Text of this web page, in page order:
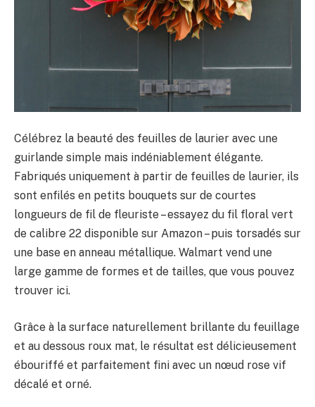
Célébrez la beauté des feuilles de laurier avec une
guirlande simple mais indéniablement élégante.
Fabriqués uniquement à partir de feuilles de laurier, ils
sont enfilés en petits bouquets sur de courtes
longueurs de fil de fleuriste – essayez du fil floral vert
de calibre 22 disponible sur Amazon – puis torsadés sur
une base en anneau métallique. Walmart vend une
large gamme de formes et de tailles, que vous pouvez
trouver ici.
Grâce à la surface naturellement brillante du feuillage
et au dessous roux mat, le résultat est délicieusement
ébouriffé et parfaitement fini avec un nœud rose vif
décalé et orné.